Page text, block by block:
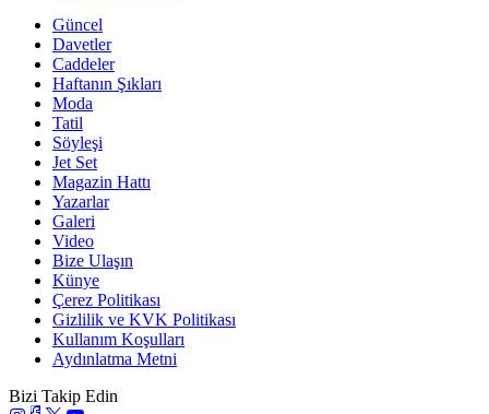
Güncel
Davetler
Caddeler
Haftanın Şıkları
Moda
Tatil
Söyleşi
Jet Set
Magazin Hattı
Yazarlar
Galeri
Video
Bize Ulaşın
Künye
Çerez Politikası
Gizlilik ve KVK Politikası
Kullanım Koşulları
Aydınlatma Metni
Bizi Takip Edin